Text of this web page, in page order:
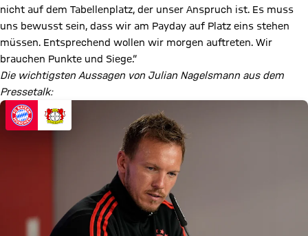
nicht auf dem Tabellenplatz, der unser Anspruch ist. Es muss
uns bewusst sein, dass wir am Payday auf Platz eins stehen
müssen. Entsprechend wollen wir morgen auftreten. Wir
brauchen Punkte und Siege.“
Die wichtigsten Aussagen von Julian Nagelsmann aus dem
Pressetalk: